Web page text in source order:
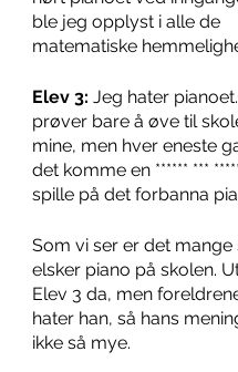
ble jeg opplyst i alle de
matematiske
Elev 3: Jeg hater
prøver bare å øve til
mine, men hver eneste
det komme en ****** ***
spille på det forbanna
Som vi ser er det mange
elsker piano på skolen.
Elev 3 da, men
hater han, så hans
ikke så mye.